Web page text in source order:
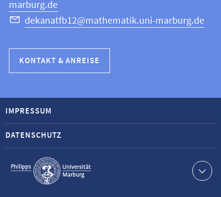
marburg.de
dekanatfb12@mathematik.uni-marburg.de
KONTAKT & ANREISE
Service-
Navigation
IMPRESSUM
DATENSCHUTZ